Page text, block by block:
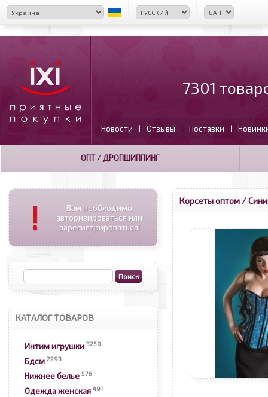
7301
Новости | Отзывы | Поставки |
ОПТ/ ДРОПШИППИНГ
!
Вам необходимо
авторизироваться или
зарегистрироваться!
КАТАЛОГ ТОВАРОВ
Интим игрушки 3250
Бдсм 2293
Нижнее белье 576
Одежда женская 491
Корсеты оптом/